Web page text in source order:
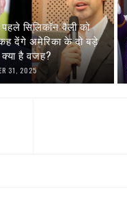
सिलिकॉन वैली को
देंगे अमेरिका के दो बड़े
है वजह?
31, 2025